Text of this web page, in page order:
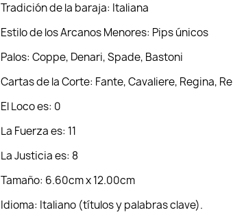
Tradición de la baraja: Italiana
Estilo de los Arcanos Menores: Pips únicos
Palos: Coppe, Denari, Spade, Bastoni
Cartas de la Corte: Fante, Cavaliere, Regina, Re
El Loco es: 0
La Fuerza es: 11
La Justicia es: 8
Tamaño: 6.60cm x 12.00cm
Idioma: Italiano (títulos y palabras clave).